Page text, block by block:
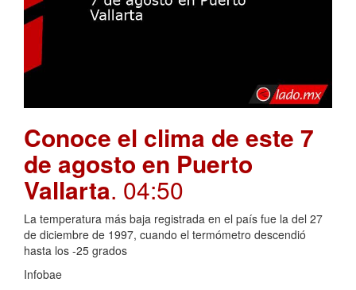
Conoce el clima de este 7
de agosto en Puerto
Vallarta. 04:50
La temperatura más baja registrada en el país fue la del 27
de diciembre de 1997, cuando el termómetro descendió
hasta los -25 grados
Infobae